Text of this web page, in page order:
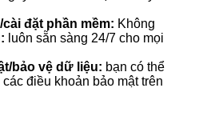
đặt phần mềm: Không
luôn sẵn sàng 24/7 cho mọi
bảo vệ dữ liệu: bạn có thể
điều khoản bảo mật trên